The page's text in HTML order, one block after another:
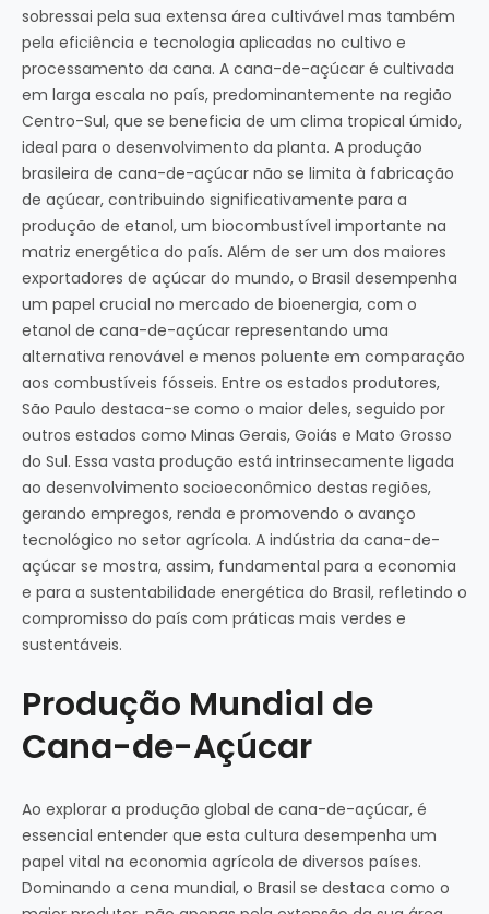
sobressai pela sua extensa área cultivável mas também
pela eficiência e tecnologia aplicadas no cultivo e
processamento da cana. A cana-de-açúcar é cultivada
em larga escala no país, predominantemente na região
Centro-Sul, que se beneficia de um clima tropical úmido,
ideal para o desenvolvimento da planta. A produção
brasileira de cana-de-açúcar não se limita à fabricação
de açúcar, contribuindo significativamente para a
produção de etanol, um biocombustível importante na
matriz energética do país. Além de ser um dos maiores
exportadores de açúcar do mundo, o Brasil desempenha
um papel crucial no mercado de bioenergia, com o
etanol de cana-de-açúcar representando uma
alternativa renovável e menos poluente em comparação
aos combustíveis fósseis. Entre os estados produtores,
São Paulo destaca-se como o maior deles, seguido por
outros estados como Minas Gerais, Goiás e Mato Grosso
do Sul. Essa vasta produção está intrinsecamente ligada
ao desenvolvimento socioeconômico destas regiões,
gerando empregos, renda e promovendo o avanço
tecnológico no setor agrícola. A indústria da cana-de-
açúcar se mostra, assim, fundamental para a economia
e para a sustentabilidade energética do Brasil, refletindo o
compromisso do país com práticas mais verdes e
sustentáveis.
Produção Mundial de
Cana-de-Açúcar
Ao explorar a produção global de cana-de-açúcar, é
essencial entender que esta cultura desempenha um
papel vital na economia agrícola de diversos países.
Dominando a cena mundial, o Brasil se destaca como o